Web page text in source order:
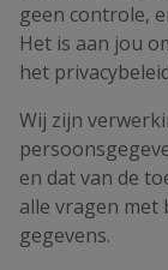
geen controle,
Het is aan jou
het
Wij zijn
en dat van de
alle vragen
gegevens.